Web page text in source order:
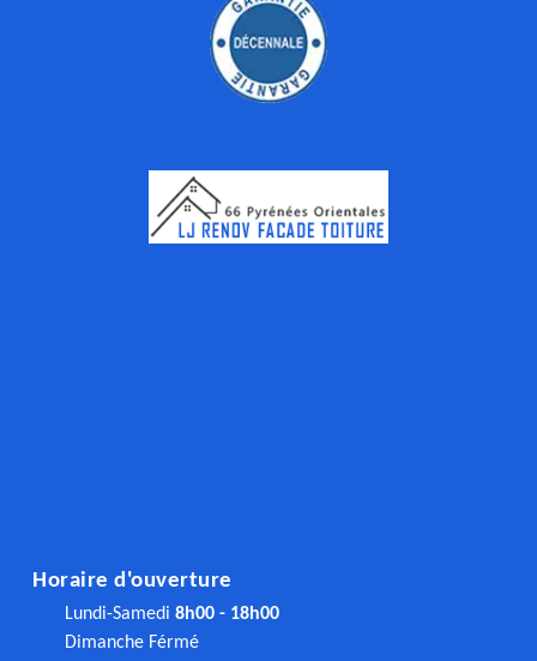
Horaire d'ouverture
Lundi-Samedi 8h00 - 18h00
Dimanche Férmé